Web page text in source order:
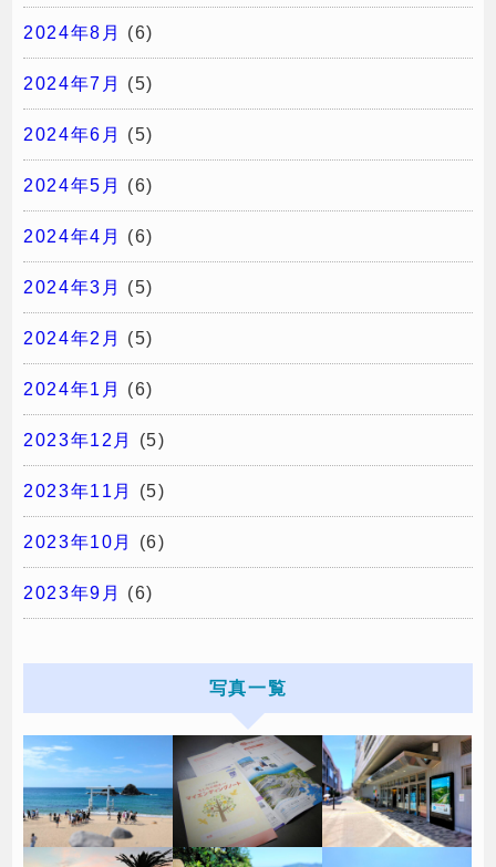
2024年8月 (6)
2024年7月 (5)
2024年6月 (5)
2024年5月 (6)
2024年4月 (6)
2024年3月 (5)
2024年2月 (5)
2024年1月 (6)
2023年12月 (5)
2023年11月 (5)
2023年10月 (6)
2023年9月 (6)
写真一覧